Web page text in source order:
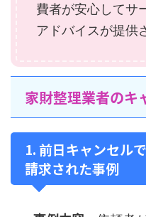
費者が安心してサ
アドバイスが提供
家財整理業者のキ
1. 前日キャンセル
請求された事例